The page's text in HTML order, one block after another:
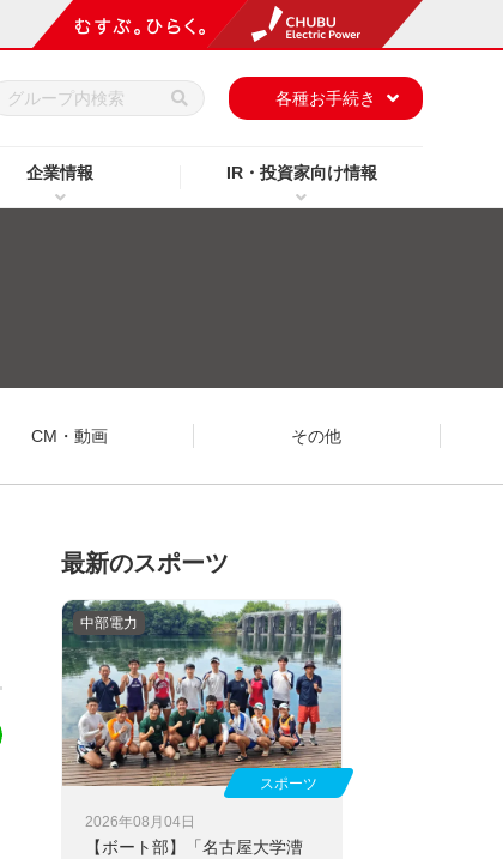
企業情報 IR・投資家向け情報
各種お手続き
CM・動画 その他
最新のスポーツ
2026年08月04日
【ボート部】
「名古屋大学漕
スポーツ
中部電力